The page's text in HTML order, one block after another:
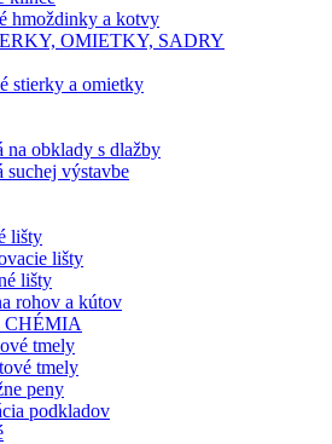
hmoždinky a kotvy
OMIETKY, SADRY
stierky a omietky
na obklady s dlažby
suchej výstavbe
lišty
lišty
lišty
rohov a kútov
CHÉMIA
tmely
tmely
peny
podkladov